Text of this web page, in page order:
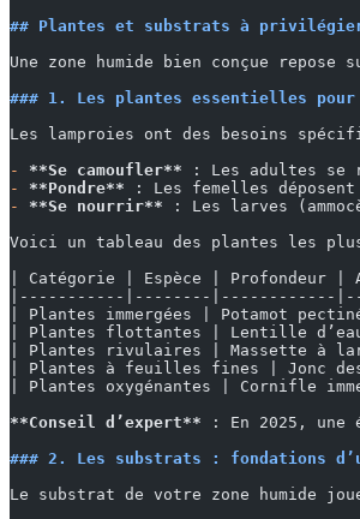
## Plantes et substrats à privilégier
Une zone humide bien conçue
### 1. Les plantes essentielles
Les lamproies ont des besoins
-
**Se camoufler** : Les adultes se
-
**Pondre** : Les femelles
-
**Se nourrir** : Les larves
Voici un tableau des plantes les
| Catégorie | Espèce | Profondeur
|-----------|--------|------------
| Plantes immergées | Potamot
| Plantes flottantes | Lentille
| Plantes rivulaires | Massette à
| Plantes à feuilles fines | Jonc
| Plantes oxygénantes | Cornifle
**Conseil d’expert** : En 2025, une
### 2. Les substrats : fondations
Le substrat de votre zone humide